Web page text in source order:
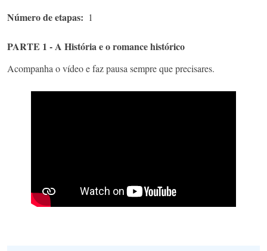
Número de etapas 1
PARTE 1 - A História e o romance histórico
Acompanha o vídeo e faz pausa sempre que precisares.